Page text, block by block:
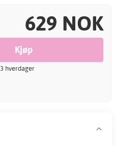
629 NOK
hverdager